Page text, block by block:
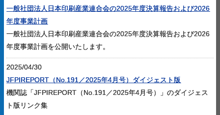
一般社団法人日本印刷産業連合会の2025年度決算報告および2026
年度事業計画
一般社団法人日本印刷産業連合会の2025年度決算報告および2026
年度事業計画を公開いたします。
2025/04/30
JFPIREPORT（No.191／2025年4月号）ダイジェスト版
機関誌「JFPIREPORT（No.191／2025年4月号）」のダイジェス
ト版リンク集